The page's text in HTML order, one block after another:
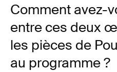
Comment avez-
entre ces deux
les pièces de
au programme ?